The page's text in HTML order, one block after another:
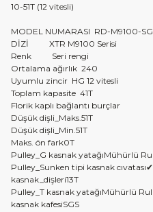
10-51T (12 vitesli)
MODEL NUMARASI RD-M9100-
DİZİ XTR M9100 Serisi
Renk Seri rengi
Ortalama ağırlık 240
Uyumlu zincir HG 12 vitesli
Toplam kapasite 41T
Florik kaplı bağlantı burçlar
Düşük dişli_Maks.51T
Düşük dişli_Min.51T
Maks. ön fark0T
Pulley_G kasnak yatağıMühürlü
Pulley_Sunken tipi kasnak cıvatası✔
kasnak_dişleri13T
Pulley_T kasnak yatağıMühürlü
kasnak kafesiSGS